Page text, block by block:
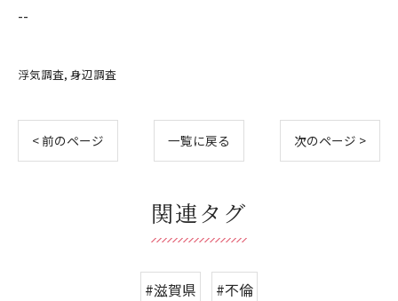
--
浮気調査 身辺調査
< 前のページ 一覧に戻る 次のページ >
関連タグ
#滋賀県 #不倫